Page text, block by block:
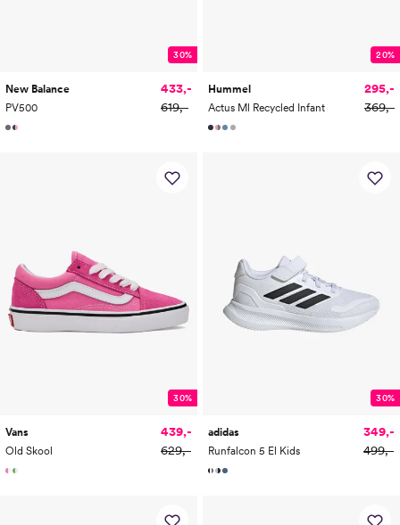
30%
New Balance
PV500
433,-
619,-
20%
Hummel
Actus Ml Recycled Infant
295,-
369,-
30%
Vans
Old Skool
439,-
629,-
30%
adidas
Runfalcon 5 El Kids
349,-
499,-